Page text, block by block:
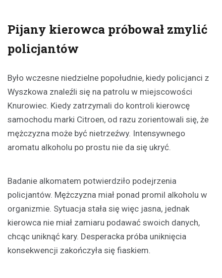
Pijany kierowca próbował zmylić
policjantów
Było wczesne niedzielne popołudnie, kiedy policjanci z
Wyszkowa znaleźli się na patrolu w miejscowości
Knurowiec. Kiedy zatrzymali do kontroli kierowcę
samochodu marki Citroen, od razu zorientowali się, że
mężczyzna może być nietrzeźwy. Intensywnego
aromatu alkoholu po prostu nie da się ukryć.
Badanie alkomatem potwierdziło podejrzenia
policjantów. Mężczyzna miał ponad promil alkoholu w
organizmie. Sytuacja stała się więc jasna, jednak
kierowca nie miał zamiaru podawać swoich danych,
chcąc uniknąć kary. Desperacka próba uniknięcia
konsekwencji zakończyła się fiaskiem.